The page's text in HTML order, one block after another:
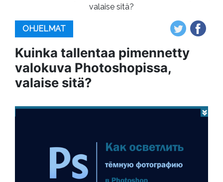
valaise sitä?
OHJELMAT
Kuinka tallentaa pimennetty
valokuva Photoshopissa,
valaise sitä?